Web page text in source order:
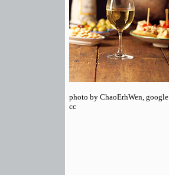
photo by ChaoErhWen, google
cc